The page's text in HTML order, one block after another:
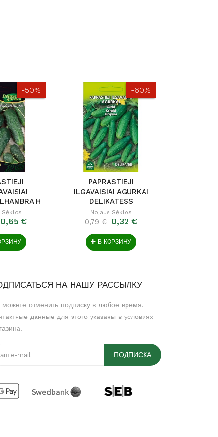
-50%
H
Sėklos
0,65 €
-60%
PAPRASTIEJI
ILGAVAISIAI AGURKAI
DELIKATESS
Nojaus Sėklos
0,79 € 0,32 €
В КОРЗИНУ
НА НАШУ РАССЫЛКУ
отменить подписку в любое время.
данные для этого указаны в условиях